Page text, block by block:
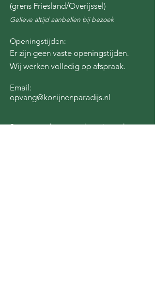
(grens Friesland/Overijssel)
Gelieve altijd aanbellen bij bezoek
Openingstijden:
Er zijn geen vaste openingstijden.
Wij werken volledig op afspraak.
Email:
opvang@konijnenparadijs.nl
Steun ons door een donatie te doen